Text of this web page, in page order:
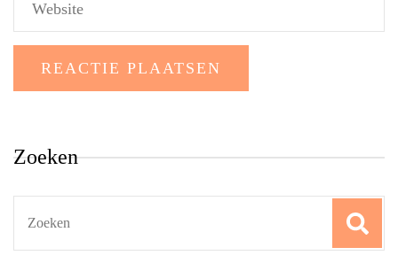
Zoeken